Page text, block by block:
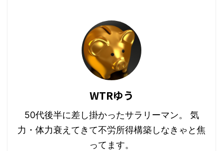
WTRゆう
50代後半に差し掛かったサラリーマン。 気
力・体力衰えてきて不労所得構築しなきゃと焦
ってます。